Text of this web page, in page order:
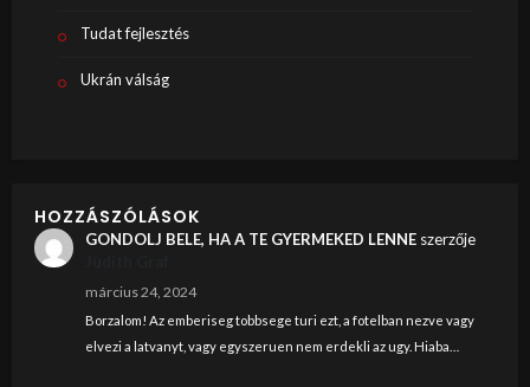
Tudat fejlesztés
Ukrán válság
HOZZÁSZÓLÁSOK
GONDOLJ BELE, HA A TE GYERMEKED LENNEszerzője
március 24, 2024
Borzalom! Az emberiseg tobbsege turi ezt, a fotelban nezve vagy
elvezi a latvanyt, vagy egyszeruen nem erdekli az ugy. Hiaba…